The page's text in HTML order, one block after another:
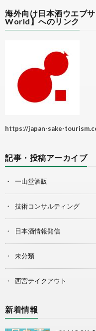
海外向け日本酒ウエブ
World】へのリンク
https://japan-sake-
記事・投稿アーカイブ
一山堂酒販
技術コンサルティング
日本酒情報発信
未分類
西宮テイクアウト
新着情報